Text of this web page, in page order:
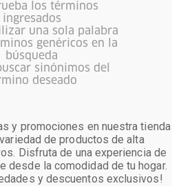
los términos
ingresados
una sola palabra
genéricos en la
búsqueda
sinónimos del
deseado
y promociones en nuestra tienda
de productos de alta
Disfruta de una experiencia de
desde la comodidad de tu hogar.
y descuentos exclusivos!